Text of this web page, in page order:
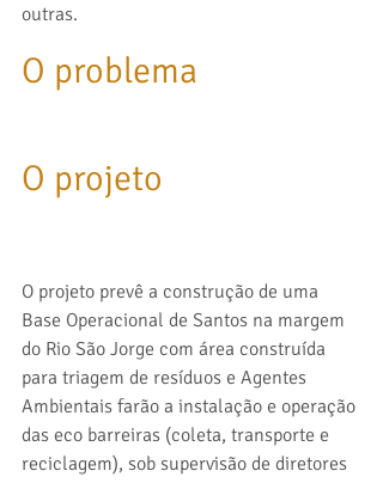
outras.
O problema
O projeto
O projeto prevê a construção de uma
Base Operacional de Santos na margem
do Rio São Jorge com área construída
para triagem de resíduos e Agentes
Ambientais farão a instalação e operação
das eco barreiras (coleta, transporte e
reciclagem), sob supervisão de diretores